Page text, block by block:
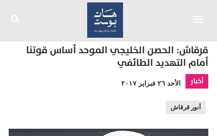
قرقاش: الحصن الخليجي الموحد أساس قوتنا
أمام التهديد الطائفي
أخبار الأحد ٢٦ فبراير ٢٠١٧
أنور قرقاش